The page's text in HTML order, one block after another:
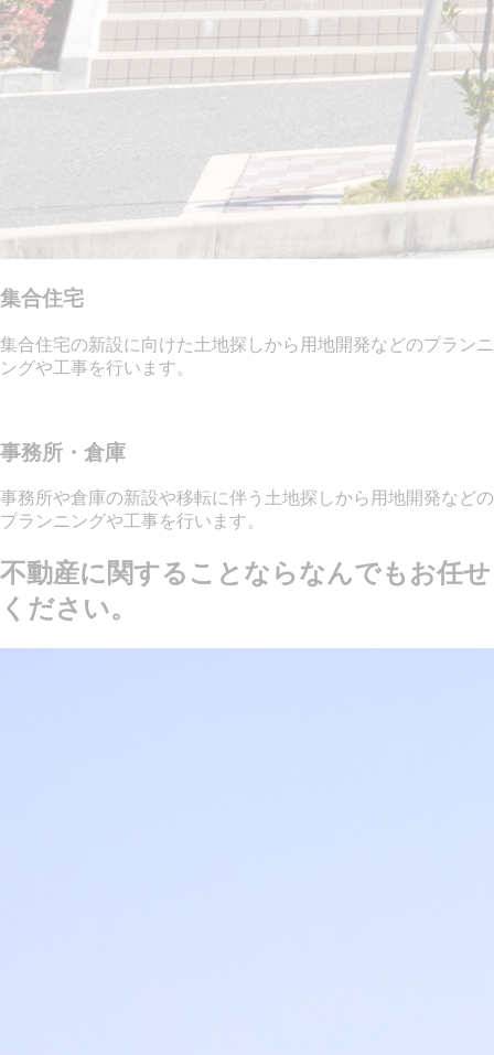
集合住宅
集合住宅の新設に向けた土地探しから用地開発などのプランニ
ングや工事を行います。
事務所・倉庫
事務所や倉庫の新設や移転に伴う土地探しから用地開発などの
プランニングや工事を行います。
不動産に関することならなんでもお任せ
ください。